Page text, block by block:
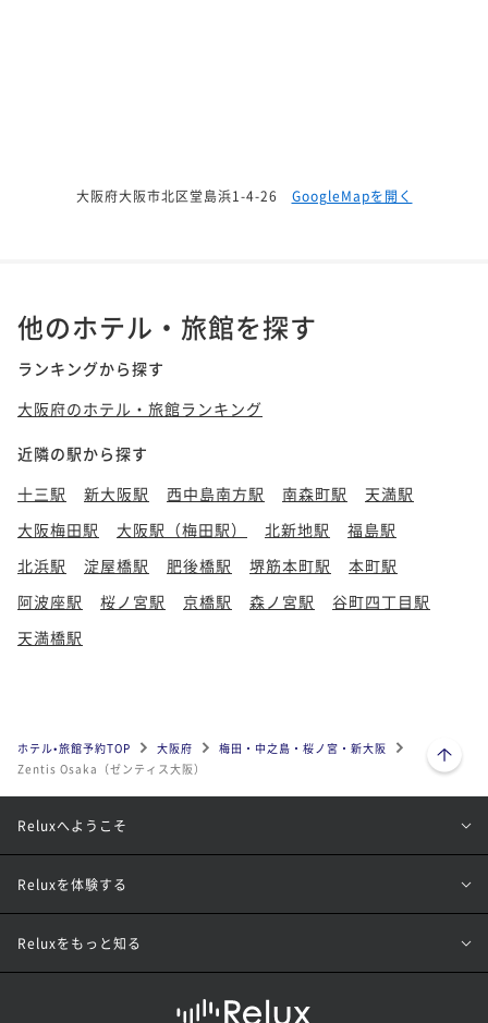
大阪府大阪市北区堂島浜1-4-26 GoogleMapを開く
他のホテル・旅館を探す
ランキングから探す
大阪府のホテル・旅館ランキング
近隣の駅から探す
十三駅
新大阪駅 西中島南方駅 南森町駅
天満駅
大阪梅田駅
大阪駅（梅田駅） 北新地駅
福島駅
北浜駅
淀屋橋駅 肥後橋駅 堺筋本町駅
本町駅
阿波座駅
桜ノ宮駅 京橋駅 森ノ宮駅
谷町四丁目駅
天満橋駅
ホテル•旅館予約TOP 大阪府
梅田・中之島・桜ノ宮・新大阪
Zentis Osaka（ゼンティス大阪）
ページトップへ
Reluxへようこそ
Reluxを体験する
Reluxをもっと知る